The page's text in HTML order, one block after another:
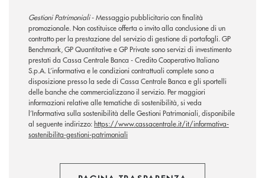
Gestioni Patrimoniali- Messaggio pubblicitario con finalità
promozionale. Non costituisce offerta o invito alla conclusione di un
contratto per la prestazione del servizio di gestione di portafogli. GP
Benchmark, GP Quantitative e GP Private sono servizi di investimento
prestati da Cassa Centrale Banca - Credito Cooperativo Italiano
S.p.A. L’informativa e le condizioni contrattuali complete sono a
disposizione presso la sede di Cassa Centrale Banca e gli sportelli
delle banche che commercializzano il servizio. Per maggiori
informazioni relative alle tematiche di sostenibilità, si veda
l’Informativa sulla sostenibilità delle Gestioni Patrimoniali, disponibile
al seguente indirizzo:https://www.cassacentrale.it/it/informativa-
sostenibilita-gestioni-patrimoniali